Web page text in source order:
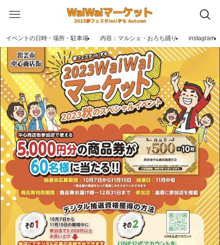
イベントの日時・場所・駐車場 内容：マルシェ・おろち踊り instagram